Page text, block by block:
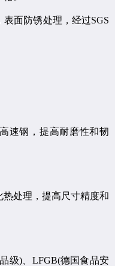
面防锈处理，经过SGS
速钢，提高耐磨性和韧
处理，提高尺寸精度和
级)、LFGB(德国食品安